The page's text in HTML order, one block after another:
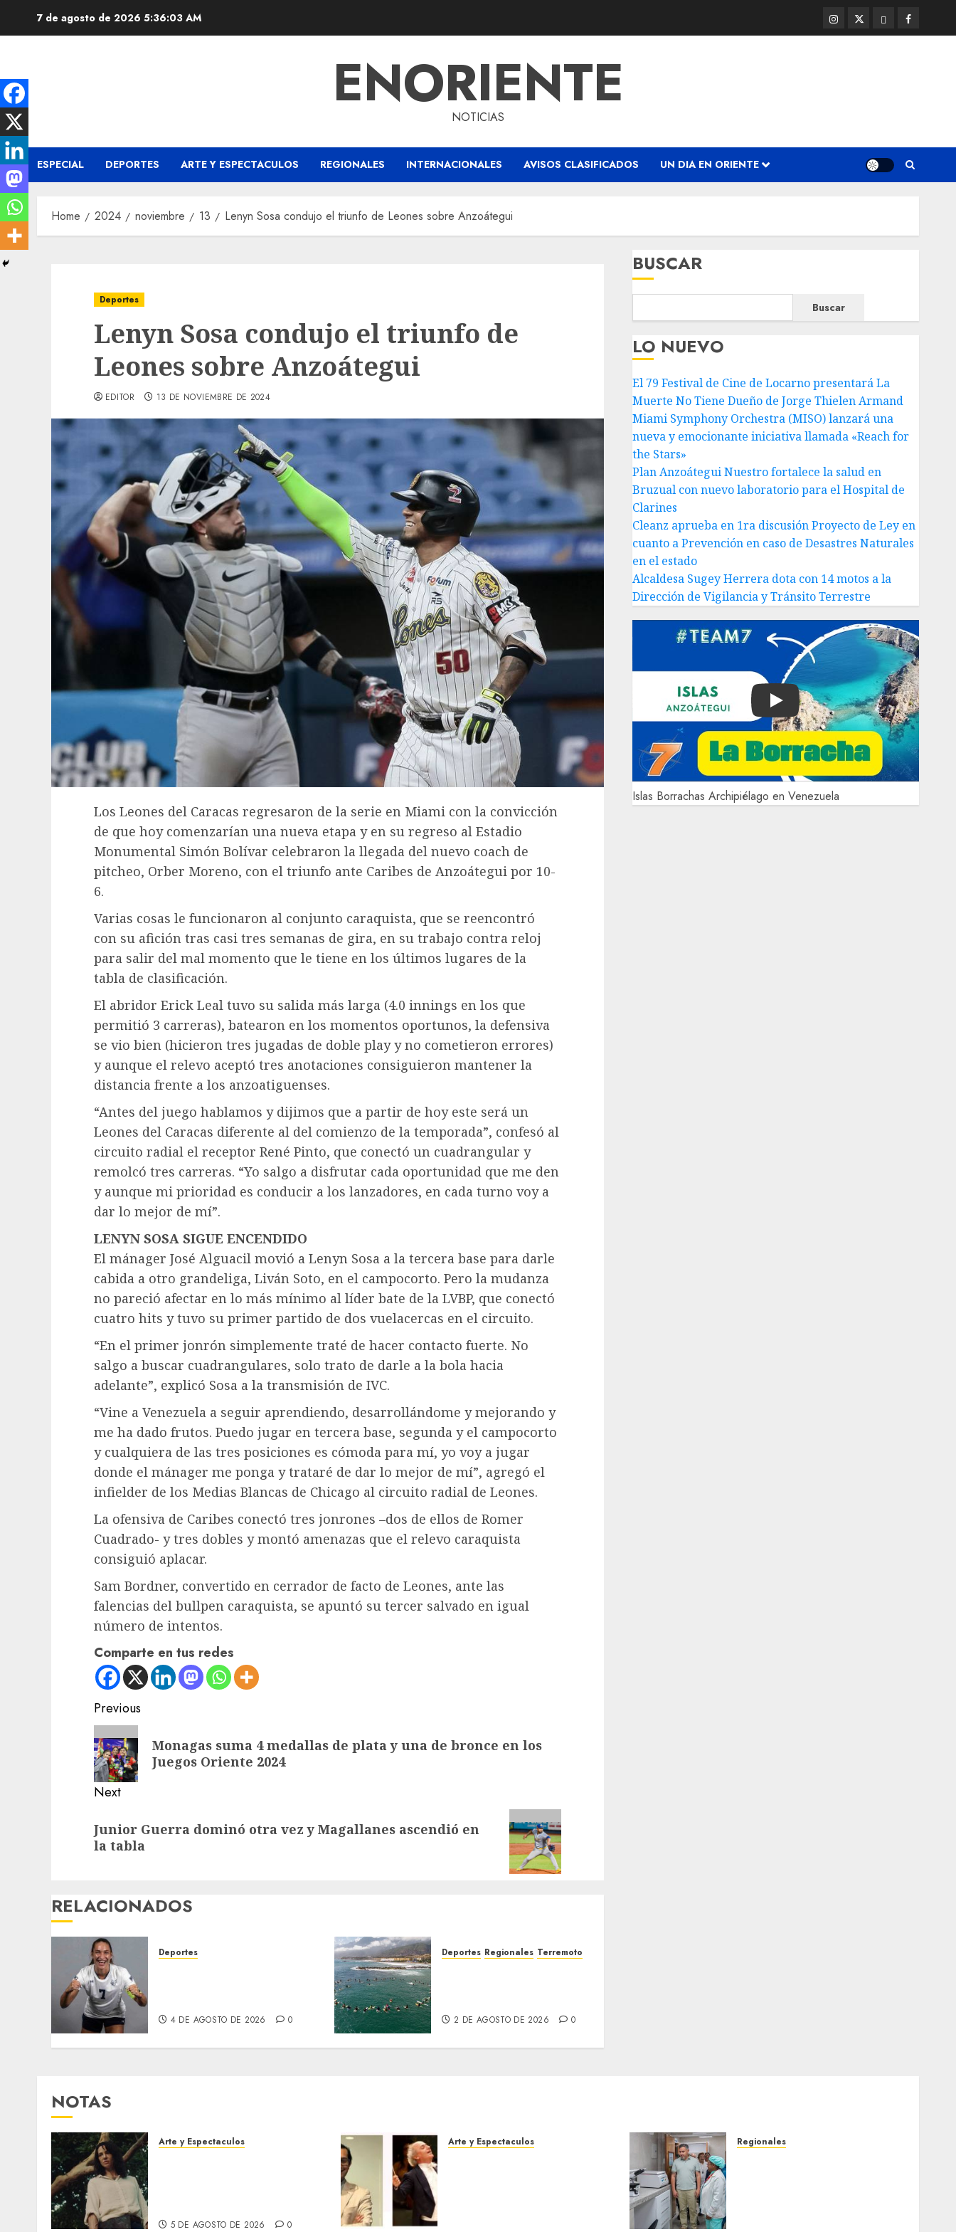
7 de agosto de 2026 5:36:04 AM
Instagram
@EnOriente
Twitter
(X)
ThreadsFacebook
ENORIENTE
NOTICIAS
ESPECIAL DEPORTES ARTE Y ESPECTACULOS REGIONALES INTERNACIONALES AVISOS CLASIFICADOS UN DIA EN ORIENTE
Home 2024 noviembre 13 Lenyn Sosa condujo el triunfo de Leones sobre Anzoátegui
Deportes
Lenyn Sosa condujo el triunfo de
Leones sobre Anzoátegui
EDITOR 13 DE NOVIEMBRE DE 2024
Los Leones del Caracas regresaron de la serie en Miami con la convicción
de que hoy comenzarían una nueva etapa y en su regreso al Estadio
Monumental Simón Bolívar celebraron la llegada del nuevo coach de
pitcheo, Orber Moreno, con el triunfo ante Caribes de Anzoátegui por 10-
6.
Varias cosas le funcionaron al conjunto caraquista, que se reencontró
con su afición tras casi tres semanas de gira, en su trabajo contra reloj
para salir del mal momento que le tiene en los últimos lugares de la
tabla de clasificación.
El abridor Erick Leal tuvo su salida más larga (4.0 innings en los que
permitió 3 carreras), batearon en los momentos oportunos, la defensiva
se vio bien (hicieron tres jugadas de doble play y no cometieron errores)
y aunque el relevo aceptó tres anotaciones consiguieron mantener la
distancia frente a los anzoatiguenses.
“Antes del juego hablamos y dijimos que a partir de hoy este será un
Leones del Caracas diferente al del comienzo de la temporada”, confesó al
circuito radial el receptor René Pinto, que conectó un cuadrangular y
remolcó tres carreras. “Yo salgo a disfrutar cada oportunidad que me den
y aunque mi prioridad es conducir a los lanzadores, en cada turno voy a
dar lo mejor de mí”.
LENYN SOSA SIGUE ENCENDIDO
El mánager José Alguacil movió a Lenyn Sosa a la tercera base para darle
cabida a otro grandeliga, Liván Soto, en el campocorto. Pero la mudanza
no pareció afectar en lo más mínimo al líder bate de la LVBP, que conectó
cuatro hits y tuvo su primer partido de dos vuelacercas en el circuito.
“En el primer jonrón simplemente traté de hacer contacto fuerte. No
salgo a buscar cuadrangulares, solo trato de darle a la bola hacia
adelante”, explicó Sosa a la transmisión de IVC.
“Vine a Venezuela a seguir aprendiendo, desarrollándome y mejorando y
me ha dado frutos. Puedo jugar en tercera base, segunda y el campocorto
y cualquiera de las tres posiciones es cómoda para mí, yo voy a jugar
donde el mánager me ponga y trataré de dar lo mejor de mí”, agregó el
infielder de los Medias Blancas de Chicago al circuito radial de Leones.
La ofensiva de Caribes conectó tres jonrones –dos de ellos de Romer
Cuadrado- y tres dobles y montó amenazas que el relevo caraquista
consiguió aplacar.
Sam Bordner, convertido en cerrador de facto de Leones, ante las
falencias del bullpen caraquista, se apuntó su tercer salvado en igual
número de intentos.
Comparte en tus redes
Post
navigation
Previous
Previous
post:
Monagas suma 4 medallas de plata y una de bronce en los
Juegos Oriente 2024
Next
post:
Junior Guerra dominó otra vez y Magallanes ascendió en
la tabla
RELACIONADOS
Deportes
4 DE AGOSTO DE 2026 0
Deportes Regionales Terremoto
2 DE AGOSTO DE 2026 0
BUSCAR
Buscar
LO NUEVO
El 79 Festival de Cine de Locarno presentará La
Muerte No Tiene Dueño de Jorge Thielen Armand
Miami Symphony Orchestra (MISO) lanzará una
nueva y emocionante iniciativa llamada «Reach for
the Stars»
Plan Anzoátegui Nuestro fortalece la salud en
Bruzual con nuevo laboratorio para el Hospital de
Clarines
Cleanz aprueba en 1ra discusión Proyecto de Ley en
cuanto a Prevención en caso de Desastres Naturales
en el estado
Alcaldesa Sugey Herrera dota con 14 motos a la
Dirección de Vigilancia y Tránsito Terrestre
Play
Islas Borrachas Archipiélago en Venezuela
NOTAS
Arte y Espectaculos
5 DE AGOSTO DE 2026 0
Arte y Espectaculos Regionales